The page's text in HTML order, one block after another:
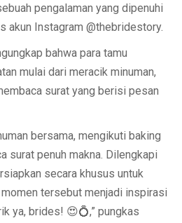
pengalaman yang dipenuhi
akun Instagram @thebridestory.
bahwa para tamu
mulai dari meracik minuman,
surat yang berisi pesan
bersama, mengikuti baking
surat penuh makna. Dilengkapi
secara khusus untuk
tersebut menjadi inspirasi
ya, brides! 😍💍,” pungkas